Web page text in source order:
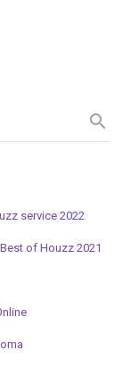
service 2022
Best of Houzz 2021